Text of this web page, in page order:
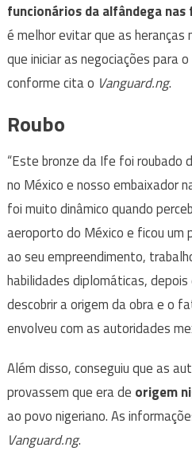
funcionários da alfândega
é melhor evitar que as heranças
que iniciar as negociações para
conforme cita o Vanguard.ng.
Roubo
“Este bronze da Ife foi roubado
no México e nosso embaixador
foi muito dinâmico quando
aeroporto do México e ficou um
ao seu empreendimento,
habilidades diplomáticas,
descobrir a origem da obra e o
envolveu com as autoridades
Além disso, conseguiu que as
provassem que era de origem
ao povo nigeriano. As
Vanguard.ng.